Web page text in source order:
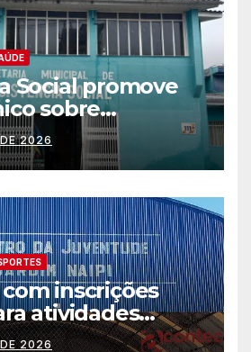
Social promove
sobre
e resposta a
emergência e
pública
2026
com inscrições
atividades
2026